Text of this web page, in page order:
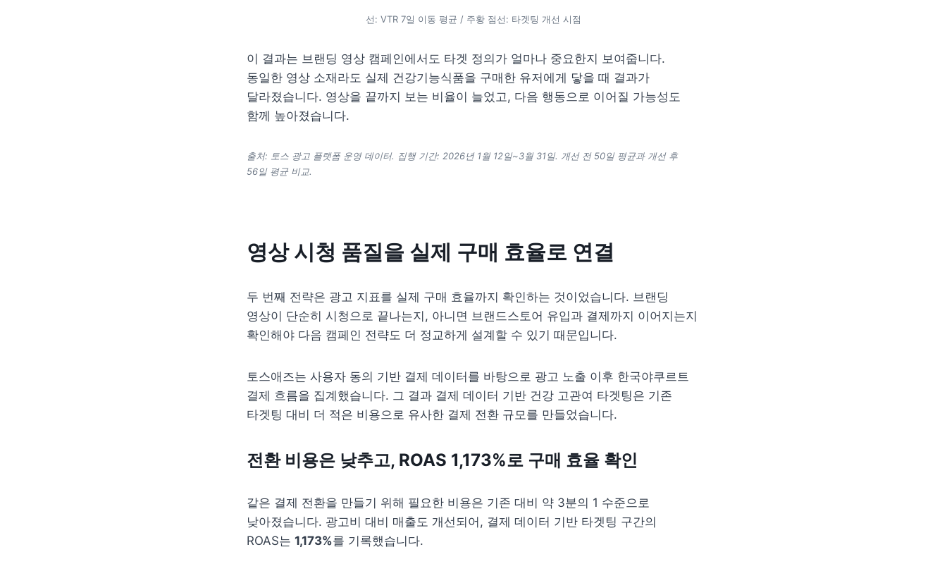
선: VTR 7일 이동 평균 / 주황 점선: 타겟팅 개선 시점
이 결과는 브랜딩 영상 캠페인에서도 타겟 정의가 얼마나 중요한지 보여줍니다.
동일한 영상 소재라도 실제 건강기능식품을 구매한 유저에게 닿을 때 결과가
달라졌습니다. 영상을 끝까지 보는 비율이 늘었고, 다음 행동으로 이어질 가능성도
함께 높아졌습니다.
출처: 토스 광고 플랫폼 운영 데이터. 집행 기간: 2026년 1월 12일~3월 31일. 개선 전 50일 평균과 개선 후
56일 평균 비교.
영상 시청 품질을 실제 구매 효율로 연결
두 번째 전략은 광고 지표를 실제 구매 효율까지 확인하는 것이었습니다. 브랜딩
영상이 단순히 시청으로 끝나는지, 아니면 브랜드스토어 유입과 결제까지 이어지는지
확인해야 다음 캠페인 전략도 더 정교하게 설계할 수 있기 때문입니다.
토스애즈는 사용자 동의 기반 결제 데이터를 바탕으로 광고 노출 이후 한국야쿠르트
결제 흐름을 집계했습니다. 그 결과 결제 데이터 기반 건강 고관여 타겟팅은 기존
타겟팅 대비 더 적은 비용으로 유사한 결제 전환 규모를 만들었습니다.
전환 비용은 낮추고, ROAS 1,173%로 구매 효율 확인
같은 결제 전환을 만들기 위해 필요한 비용은 기존 대비 약 3분의 1 수준으로
낮아졌습니다. 광고비 대비 매출도 개선되어, 결제 데이터 기반 타겟팅 구간의
ROAS는 1,173%를 기록했습니다.